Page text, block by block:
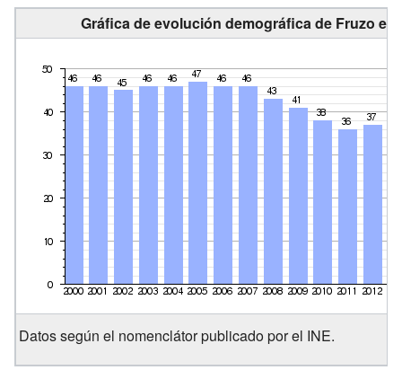
Gráfica de evolución demográfica de Fruzo
Datos según el nomenclátor publicado por el INE.